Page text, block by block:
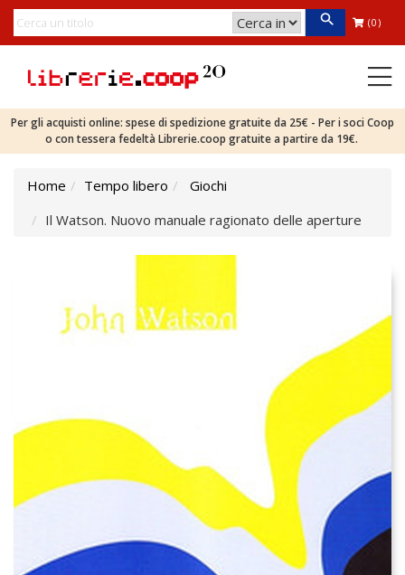
(0)
Per gli acquisti online: spese di spedizione gratuite da 25€ - Per i soci Coop
o con tessera fedeltà Librerie.coop gratuite a partire da 19€.
Home Tempo libero
Giochi
Il Watson. Nuovo manuale ragionato delle aperture